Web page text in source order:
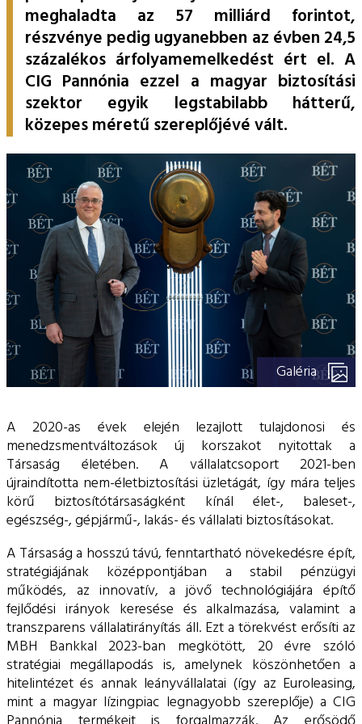
ESG Útmutató
meghaladta az 57 milliárd forintot,
részvénye pedig ugyanebben az évben 24,5
százalékos árfolyamemelkedést ért el. A
CIG Pannónia ezzel a magyar biztosítási
szektor egyik legstabilabb hátterű,
közepes méretű szereplőjévé vált.
Galéria
A 2020-as évek elején lezajlott tulajdonosi és
menedzsmentváltozások új korszakot nyitottak a
Társaság életében. A vállalatcsoport 2021-ben
újraindította nem-életbiztosítási üzletágát, így mára teljes
körű biztosítótársaságként kínál élet-, baleset-,
egészség-, gépjármű-, lakás- és vállalati biztosításokat.
A Társaság a hosszú távú, fenntartható növekedésre épít,
stratégiájának középpontjában a stabil pénzügyi
működés, az innovatív, a jövő technológiájára építő
fejlődési irányok keresése és alkalmazása, valamint a
transzparens vállalatirányítás áll. Ezt a törekvést erősíti az
MBH Bankkal 2023-ban megkötött, 20 évre szóló
stratégiai megállapodás is, amelynek köszönhetően a
hitelintézet és annak leányvállalatai (így az Euroleasing,
mint a magyar lízingpiac legnagyobb szereplője) a CIG